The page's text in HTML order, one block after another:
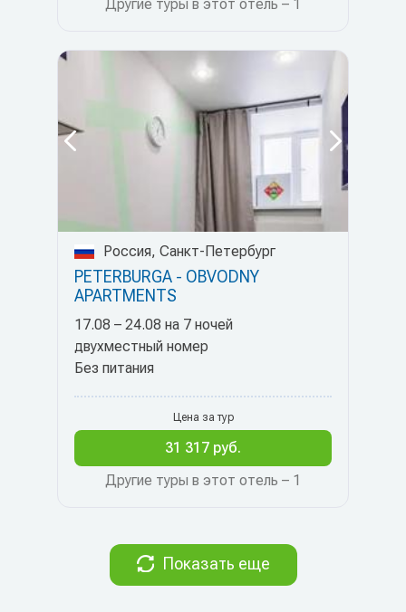
Другие туры в этот отель – 1
Россия, Санкт-Петербург
PETERBURGA - OBVODNY
APARTMENTS
17.08 – 24.08 на 7 ночей
двухместный номер
Без питания
Другие туры в этот отель – 1
Цена за тур
31 317 руб.
Показать еще